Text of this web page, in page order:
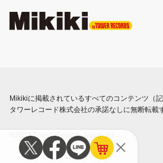
Mikikiに掲載されているすべてのコンテンツ（
タワーレコード株式会社の承諾なしに無断転載
©2023 Tower Records Japan Inc.